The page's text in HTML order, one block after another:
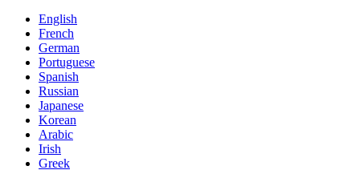
English
French
German
Portuguese
Spanish
Russian
Japanese
Korean
Arabic
Irish
Greek